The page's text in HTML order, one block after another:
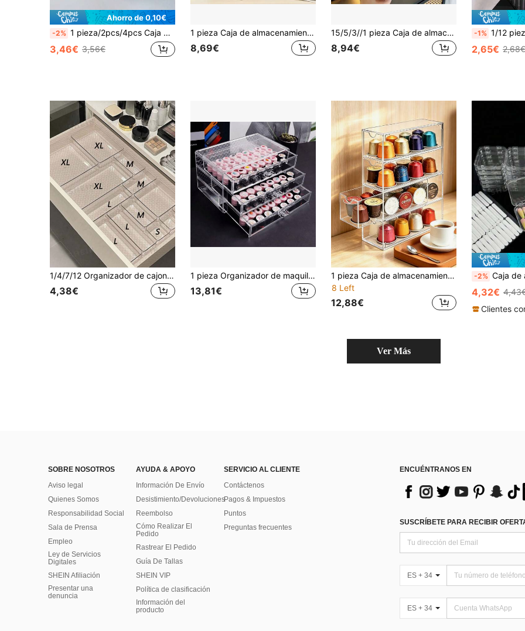
Ahorro de 0,10€
-2% 1 pieza/2pcs/4pcs Caja de almacenamiento de PP de alta transparencia, apilable de gran capacidad con tapa, caja organizadora, contenedor de plástico a prueba de polvo, adecuado para esmalte de uñas, cosméticos, herramientas de belleza y papelería, tocador de dormitorio, organización de escritorio de dormitorio, almacenamiento de habitación con estética minimalista
3,46€ 3,56€
1 pieza Caja de almacenamiento de máscaras faciales de acrílico, organizador de maquillaje con compartimentos transparentes, soporte para productos de cuidado de la piel de gran capacidad para el tocador
8,69€
15/5/3//1 pieza Caja de almacenamiento de cosméticos con tapa, caja de almacenamiento de arte de uñas de plástico transparente cuadrada pequeña, adecuada para lápiz de cejas, brocha de sombra de ojos, brocha de maquillaje de alta gama, cubo de almacenamiento, brocha de escritorio, esponja de maquillaje, duradera y apilable de alta calidad
8,94€
-1% 1/12 piezas Juego de organizador de arte de uñas, caja de puntas de uñas con tapa -
2,65€ 2,68€
1/4/7/12 Organizador de cajones, Caja de almacenamiento de escritorio, Caja de almacenamiento de cosméticos, Caja de almacenamiento de compartimentos de acrílico transparente, Organizador de cajones para dormitorio, oficina, baño, Caja de almacenamiento multifuncional adecuada para cosméticos, papelería, suministros de oficina, tocador, útiles escolares, artículos de viaje
4,38€
1 pieza Organizador de maquillaje de acrílico transparente con cajones, caja de almacenamiento de varias capas adecuada para tocador, estante de lápiz labial, playa, baño, dormitorio, organizador de tocador de gran capacidad
13,81€
1 pieza Caja de almacenamiento de bolsa de bebidas transparente de 4 niveles con cajones, caja de almacenamiento de empaque de bolsas de café/bebidas energéticas para escritorio, contenedor de exhibición de condimentos, aperitivos y cosméticos para encimera de cocina, adecuada para uso en el hogar, oficina y cafetería
8 Left
12,88€
-2% Caja de almacenamiento de uñas transparente tipo presión 26/24/16/10/6 piezas, caja de
4,32€
Ver Más
SOBRE NOSOTROS
Aviso legal
Quienes Somos
Responsabilidad Social
Sala de Prensa
Empleo
Ley de Servicios
Digitales
SHEIN Afiliación
Presentar una
denuncia
AYUDA & APOYO
Información De Envío
Desistimiento/Devoluciones
Reembolso
Cómo Realizar El
Pedido
Rastrear El Pedido
Guía De Tallas
SHEIN VIP
Política de clasificación
​Información del
producto
SERVICIO AL CLIENTE
Contáctenos
Pagos & Impuestos
Puntos
Preguntas frecuentes
ENCUÉNTRANOS EN
SUSCRÍBETE PARA RECIBIR
ES + 34
ES + 34